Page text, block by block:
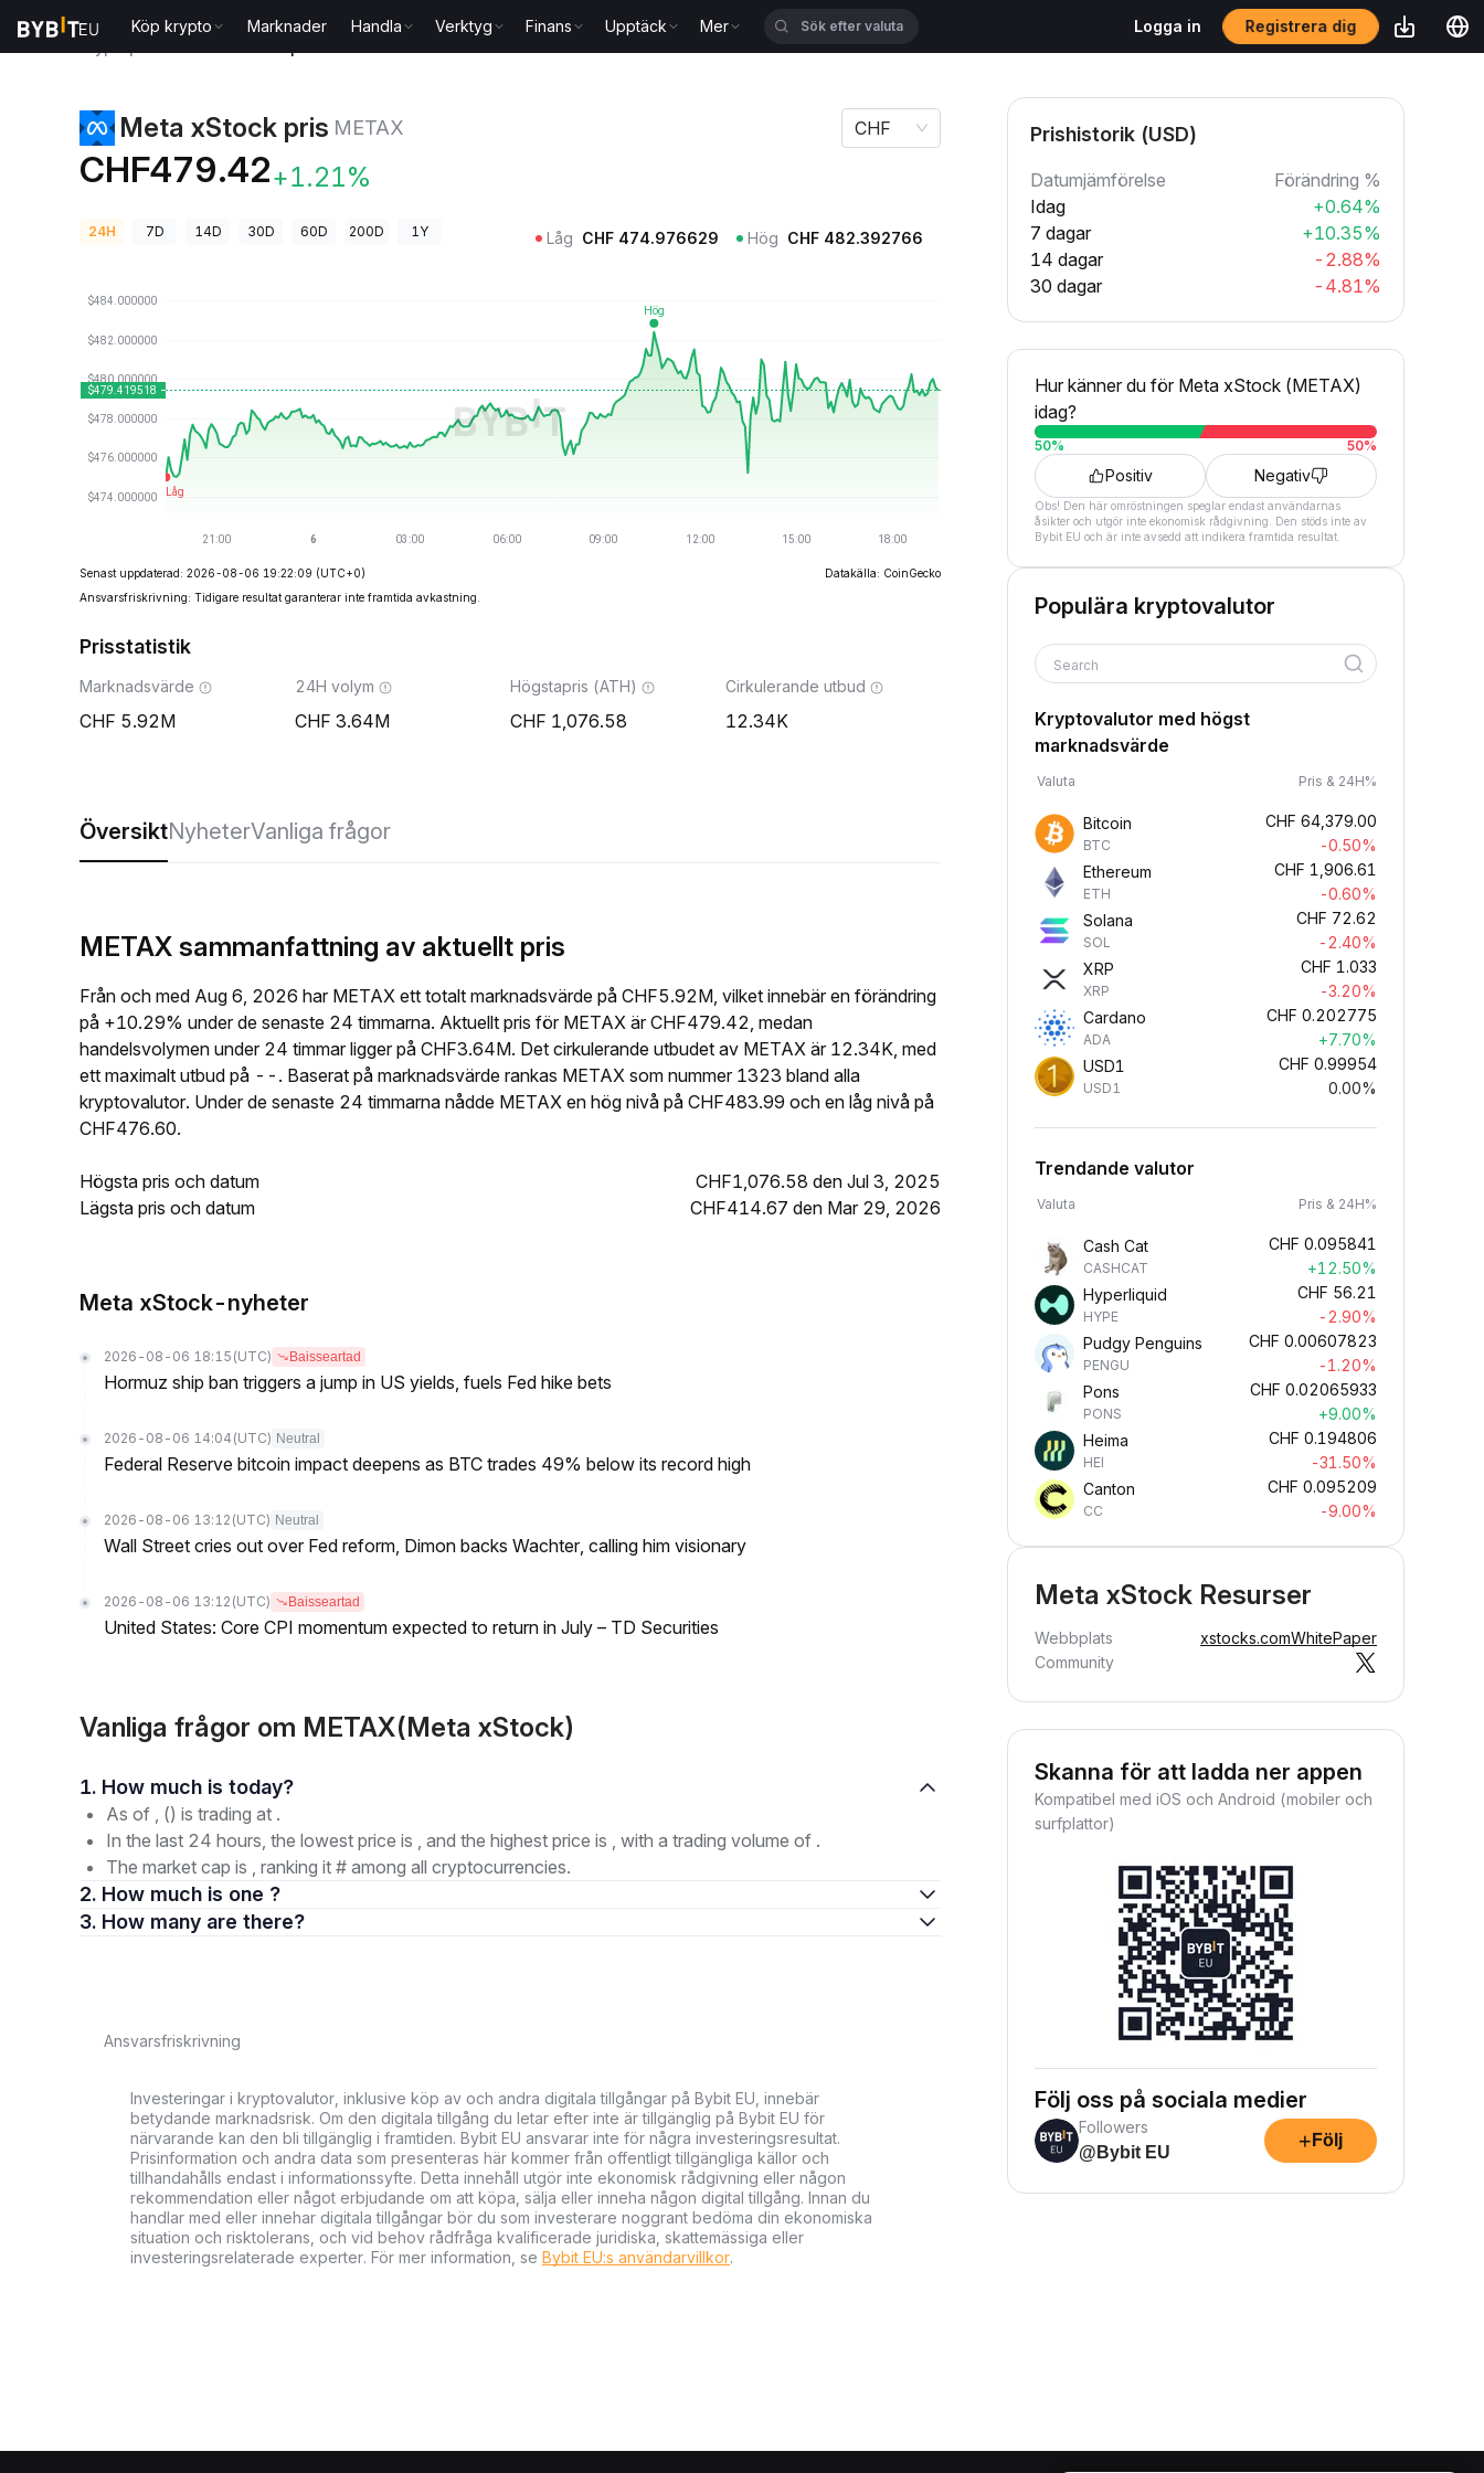
Köp krypto Marknader Handla Verktyg Finans Upptäck Mer Logga in Registrera dig
Meta xStock pris METAX
CHF479.42+1.21%
CHF
24H 7D 14D 30D 60D 200D 1Y Låg CHF 474.976629 Hög CHF 482.392766
Senast uppdaterad: 2026-08-06 19:22:09 (UTC+0)
Datakälla: CoinGecko
Ansvarsfriskrivning: Tidigare resultat garanterar inte framtida avkastning.
Prisstatistik
Marknadsvärde
5.92M
24H volym
3.64M
Högstapris (ATH)
1,076.58
Cirkulerande utbud
12.34K
ÖversiktNyheterVanliga frågor
METAX sammanfattning av aktuellt pris
Från och med Aug 6, 2026 har METAX ett totalt marknadsvärde på CHF5.92M, vilket innebär en förändring
på +10.29% under de senaste 24 timmarna. Aktuellt pris för METAX är CHF479.42, medan
handelsvolymen under 24 timmar ligger på CHF3.64M. Det cirkulerande utbudet av METAX är 12.34K, med
ett maximalt utbud på --. Baserat på marknadsvärde rankas METAX som nummer 1323 bland alla
kryptovalutor. Under de senaste 24 timmarna nådde METAX en hög nivå på CHF483.99 och en låg nivå på
CHF476.60.
Högsta pris och datum
CHF1,076.58 den Jul 3, 2025
Lägsta pris och datum
CHF414.67 den Mar 29, 2026
Meta xStock-nyheter
2026-08-06 18:15 (UTC) Baisseartad
Hormuz ship ban triggers a jump in US yields, fuels Fed hike bets
2026-08-06 14:04 (UTC) Neutral
Federal Reserve bitcoin impact deepens as BTC trades 49% below its record high
2026-08-06 13:12 (UTC) Neutral
Wall Street cries out over Fed reform, Dimon backs Wachter, calling him visionary
2026-08-06 13:12 (UTC) Baisseartad
United States: Core CPI momentum expected to return in July – TD Securities
Vanliga frågor om METAX(Meta xStock)
1. How much is today?
As of , () is trading at .
In the last 24 hours, the lowest price is , and the highest price is , with a trading volume of .
The market cap is , ranking it # among all cryptocurrencies.
2. How much is one ?
3. How many are there?
Ansvarsfriskrivning
Investeringar i kryptovalutor, inklusive köp av och andra digitala tillgångar på Bybit EU, innebär
betydande marknadsrisk. Om den digitala tillgång du letar efter inte är tillgänglig på Bybit EU för
närvarande kan den bli tillgänglig i framtiden. Bybit EU ansvarar inte för några investeringsresultat.
Prisinformation och andra data som presenteras här kommer från offentligt tillgängliga källor och
tillhandahålls endast i informationssyfte. Detta innehåll utgör inte ekonomisk rådgivning eller någon
rekommendation eller något erbjudande om att köpa, sälja eller inneha någon digital tillgång. Innan du
handlar med eller innehar digitala tillgångar bör du som investerare noggrant bedöma din ekonomiska
situation och risktolerans, och vid behov rådfråga kvalificerade juridiska, skattemässiga eller
investeringsrelaterade experter. För mer information, se Bybit EU:s användarvillkor.
Prishistorik (USD)
Datumjämförelse
Förändring %
Idag
+0.64%
7 dagar
+10.35%
14 dagar
-2.88%
30 dagar
-4.81%
Hur känner du för Meta xStock (METAX)
idag?
50% 50%
Positiv Negativ
Obs! Den här omröstningen speglar endast användarnas
åsikter och utgör inte ekonomisk rådgivning. Den stöds inte av
Bybit EU och är inte avsedd att indikera framtida resultat.
Populära kryptovalutor
Search
Kryptovalutor med högst
marknadsvärde
Valuta Pris & 24H%
Bitcoin
BTC
CHF 64,379.00
-0.50%
Ethereum
ETH
CHF 1,906.61
-0.60%
Solana
SOL
CHF 72.62
-2.40%
XRP
XRP
CHF 1.033
-3.20%
Cardano
ADA
CHF 0.202775
+7.70%
USD1
USD1
CHF 0.99954
0.00%
Trendande valutor
Valuta Pris & 24H%
Cash Cat
CASHCAT
CHF 0.095841
+12.50%
Hyperliquid
HYPE
CHF 56.21
-2.90%
Pudgy Penguins
PENGU
CHF 0.00607823
-1.20%
Pons
PONS
CHF 0.02065933
+9.00%
Heima
HEI
CHF 0.194806
-31.50%
Canton
CC
CHF 0.095209
-9.00%
Meta xStock Resurser
Webbplats xstocks.comWhitePaper
Community
Skanna för att ladda ner appen
Kompatibel med iOS och Android (mobiler och
surfplattor)
Följ oss på sociala medier
Followers
@Bybit EU
+ Följ